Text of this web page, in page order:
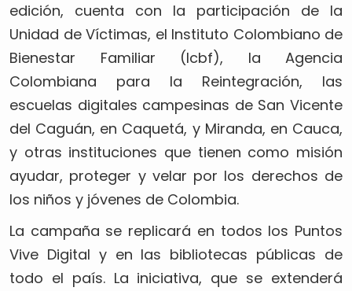
edición, cuenta con la participación de la
Unidad de Víctimas, el Instituto Colombiano de
Bienestar Familiar (Icbf), la Agencia
Colombiana para la Reintegración, las
escuelas digitales campesinas de San Vicente
del Caguán, en Caquetá, y Miranda, en Cauca,
y otras instituciones que tienen como misión
ayudar, proteger y velar por los derechos de
los niños y jóvenes de Colombia.
La campaña se replicará en todos los Puntos
Vive Digital y en las bibliotecas públicas de
todo el país. La iniciativa, que se extenderá